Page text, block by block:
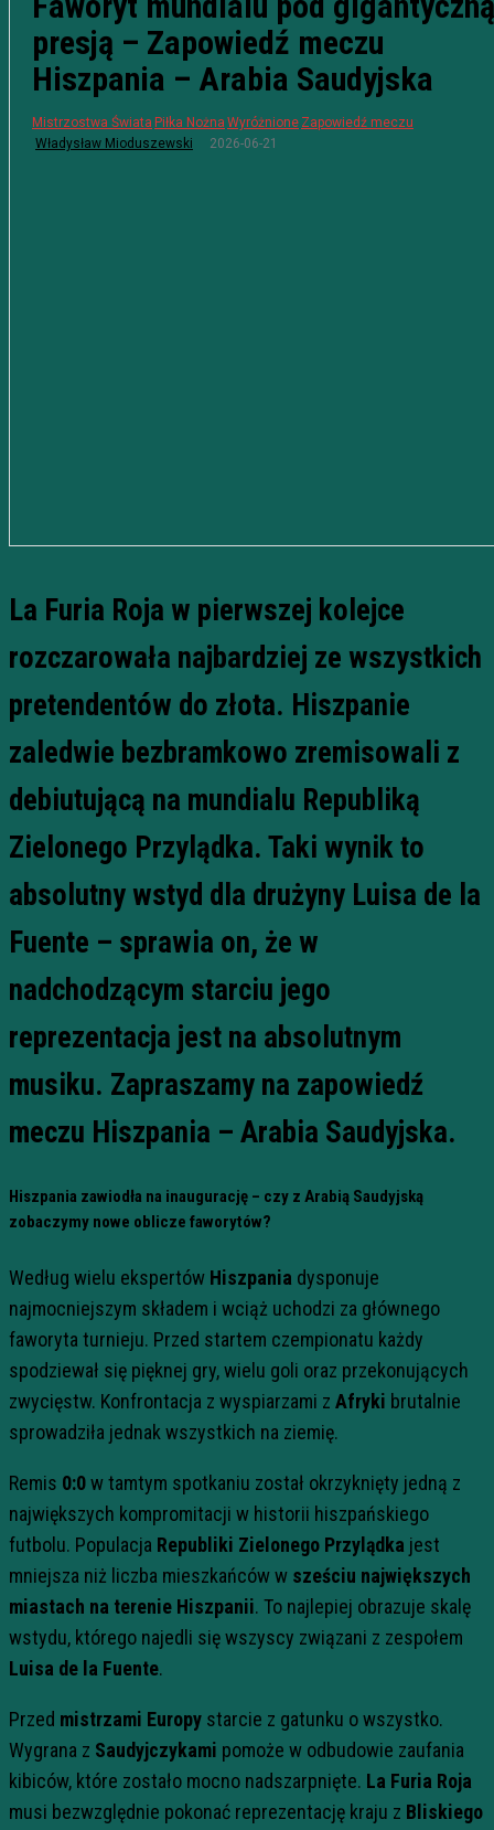
presją – Zapowiedź meczu
Hiszpania – Arabia Saudyjska
Mistrzostwa Świata Piłka Nożna Wyróżnione Zapowiedź meczu
Władysław Mioduszewski
2026-06-21
La Furia Roja w pierwszej kolejce
rozczarowała najbardziej ze wszystkich
pretendentów do złota. Hiszpanie
zaledwie bezbramkowo zremisowali z
debiutującą na mundialu Republiką
Zielonego Przylądka. Taki wynik to
absolutny wstyd dla drużyny Luisa de la
Fuente – sprawia on, że w
nadchodzącym starciu jego
reprezentacja jest na absolutnym
musiku. Zapraszamy na zapowiedź
meczu Hiszpania – Arabia Saudyjska.
Hiszpania zawiodła na inaugurację – czy z Arabią Saudyjską
zobaczymy nowe oblicze faworytów?
Według wielu ekspertów Hiszpania dysponuje
najmocniejszym składem i wciąż uchodzi za głównego
faworyta turnieju. Przed startem czempionatu każdy
spodziewał się pięknej gry, wielu goli oraz przekonujących
zwycięstw. Konfrontacja z wyspiarzami z Afryki brutalnie
sprowadziła jednak wszystkich na ziemię.
Remis 0:0w tamtym spotkaniu został okrzyknięty jedną z
największych kompromitacji w historii hiszpańskiego
futbolu. Populacja Republiki Zielonego Przylądka jest
mniejsza niż liczba mieszkańców w sześciu największych
miastach na terenie Hiszpanii. To najlepiej obrazuje skalę
wstydu, którego najedli się wszyscy związani z zespołem
Luisa de la Fuente.
Przed mistrzami Europy starcie z gatunku o wszystko.
Wygrana z Saudyjczykami pomoże w odbudowie zaufania
kibiców, które zostało mocno nadszarpnięte. La Furia Roja
musi bezwzględnie pokonać reprezentację kraju z Bliskiego